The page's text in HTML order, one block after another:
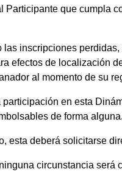
Participante que cumpla
inscripciones
efectos de localización
al momento de su
en esta
de forma alguna.
esta deberá solicitarse
circunstancia